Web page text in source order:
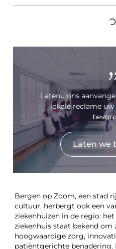
Bergen op Zoom, een stad
cultuur, herbergt ook een
ziekenhuizen in de regio:
ziekenhuis staat bekend
hoogwaardige zorg,
patiëntgerichte benadering.
Latenu ons
lokale reclame
Laten we